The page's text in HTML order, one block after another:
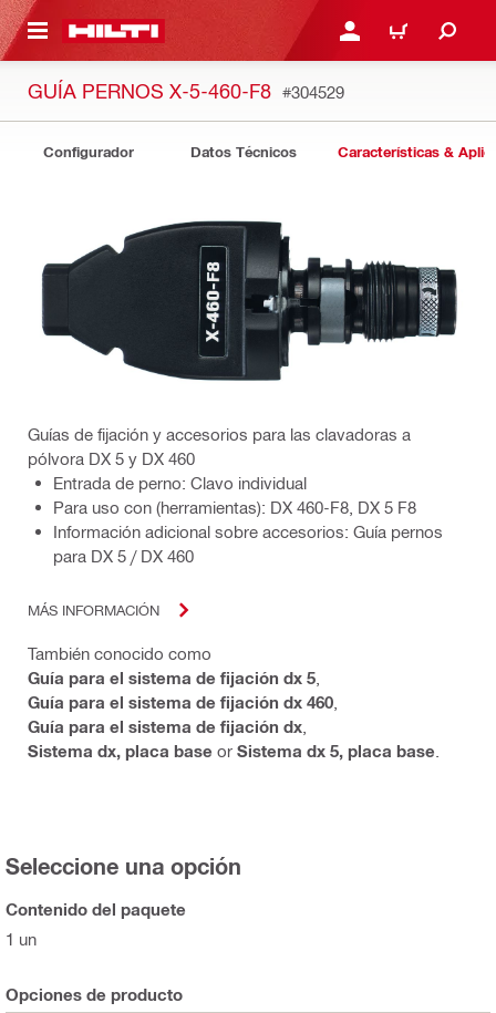
PRINCIPAL INICIE SESIÓN O
CARRITO
GUÍA PERNOS X-5-460-F8 #304529
Configurador Datos Técnicos Características &
Guías de fijación y accesorios para las clavadoras a
pólvora DX 5 y DX 460
Entrada de perno: Clavo individual
Para uso con (herramientas): DX 460-F8, DX 5 F8
Información adicional sobre accesorios: Guía pernos
para DX 5 / DX 460
MÁS INFORMACIÓN
También conocido como
Guía para el sistema de fijación dx 5
Guía para el sistema de fijación dx 460
Guía para el sistema de fijación dx
Sistema dx, placa base or Sistema dx 5, placa base
Seleccione una opción
Contenido del paquete
1 un
Opciones de producto